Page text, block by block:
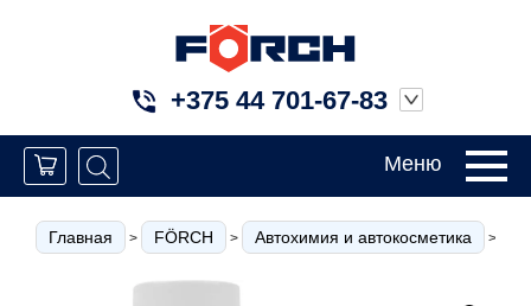
+375 44 701-67-83
Меню
Главная > FÖRCH > Автохимия и автокосметика >